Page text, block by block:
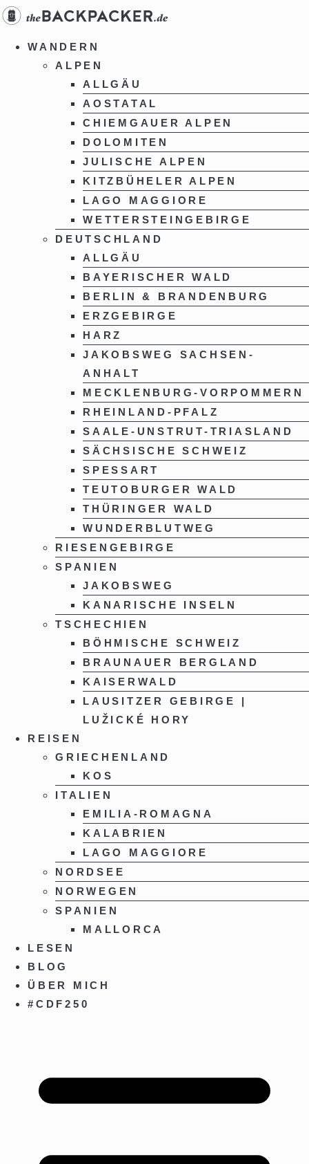
Zum
Inhalt
springenWANDERN
ALPEN
ALLGÄU
AOSTATAL
CHIEMGAUER ALPEN
DOLOMITEN
JULISCHE ALPEN
KITZBÜHELER ALPEN
LAGO MAGGIORE
WETTERSTEINGEBIRGE
DEUTSCHLAND
ALLGÄU
BAYERISCHER WALD
BERLIN & BRANDENBURG
ERZGEBIRGE
HARZ
JAKOBSWEG SACHSEN-
ANHALT
MECKLENBURG-VORPOMMERN
RHEINLAND-PFALZ
SAALE-UNSTRUT-TRIASLAND
SÄCHSISCHE SCHWEIZ
SPESSART
TEUTOBURGER WALD
THÜRINGER WALD
WUNDERBLUTWEG
RIESENGEBIRGE
SPANIEN
JAKOBSWEG
KANARISCHE INSELN
TSCHECHIEN
BÖHMISCHE SCHWEIZ
BRAUNAUER BERGLAND
KAISERWALD
LAUSITZER GEBIRGE |
LUŽICKÉ HORY
REISEN
GRIECHENLAND
KOS
ITALIEN
EMILIA-ROMAGNA
KALABRIEN
LAGO MAGGIORE
NORDSEE
NORWEGEN
SPANIEN
MALLORCA
LESEN
BLOG
ÜBER MICH
#CDF250